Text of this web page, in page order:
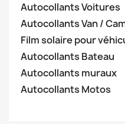
Autocollants Voitures
Autocollants Van /
Film solaire pour
Autocollants Bateau
Autocollants muraux
Autocollants Motos